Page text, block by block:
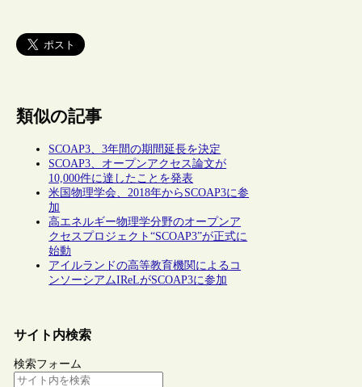
類似の記事
SCOAP3、3年間の期間延長を決定
SCOAP3、オープンアクセス論文が
10,000件に達したことを発表
米国物理学会、2018年からSCOAP3に参
加
高エネルギー物理学分野のオープンア
クセスプロジェクト“SCOAP3”が正式に
始動
アイルランドの高等教育機関によるコ
ンソーシアムIReLがSCOAP3に参加
サイト内検索
検索フォーム